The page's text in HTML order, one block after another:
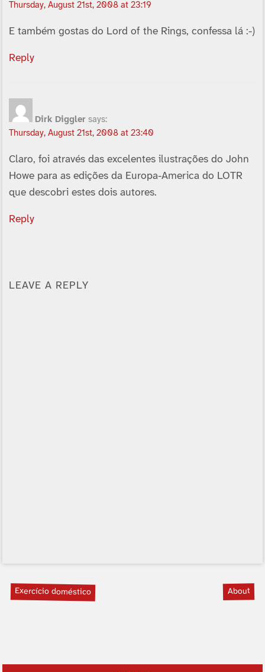
Thursday, August 21st, 2008 at 23:19
E também gostas do Lord of the Rings, confessa lá :-)
Reply
Dirk Diggler says:
Thursday, August 21st, 2008 at 23:40
Claro, foi através das excelentes ilustrações do John
Howe para as edições da Europa-America do LOTR
que descobri estes dois autores.
Reply
LEAVE A REPLY
Exercí­cio doméstico About